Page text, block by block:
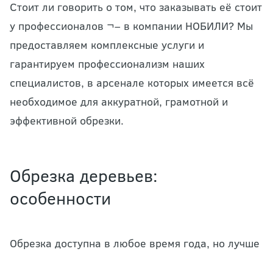
Стоит ли говорить о том, что заказывать её стоит
у профессионалов ¬– в компании НОБИЛИ? Мы
предоставляем комплексные услуги и
гарантируем профессионализм наших
специалистов, в арсенале которых имеется всё
необходимое для аккуратной, грамотной и
эффективной обрезки.
Обрезка деревьев:
особенности
Обрезка доступна в любое время года, но лучше